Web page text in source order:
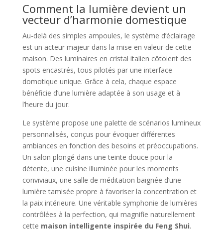
Comment la lumière devient un
vecteur d’harmonie domestique
Au-delà des simples ampoules, le système d’éclairage
est un acteur majeur dans la mise en valeur de cette
maison. Des luminaires en cristal italien côtoient des
spots encastrés, tous pilotés par une interface
domotique unique. Grâce à cela, chaque espace
bénéficie d’une lumière adaptée à son usage et à
l’heure du jour.
Le système propose une palette de scénarios lumineux
personnalisés, conçus pour évoquer différentes
ambiances en fonction des besoins et préoccupations.
Un salon plongé dans une teinte douce pour la
détente, une cuisine illuminée pour les moments
conviviaux, une salle de méditation baignée d’une
lumière tamisée propre à favoriser la concentration et
la paix intérieure. Une véritable symphonie de lumières
contrôlées à la perfection, qui magnifie naturellement
cette maison intelligente inspirée du Feng Shui.